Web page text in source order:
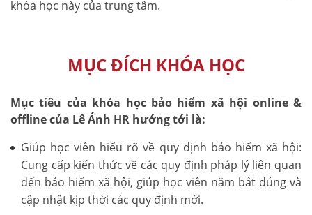
khóa học này của trung tâm.
MỤC ĐÍCH KHÓA HỌC
Mục tiêu của khóa học bảo hiểm xã hội online &
offline của Lê Ánh HR hướng tới là:
Giúp học viên hiểu rõ về quy định bảo hiểm xã hội:
Cung cấp kiến thức về các quy định pháp lý liên quan
đến bảo hiểm xã hội, giúp học viên nắm bắt đúng và
cập nhật kịp thời các quy định mới.